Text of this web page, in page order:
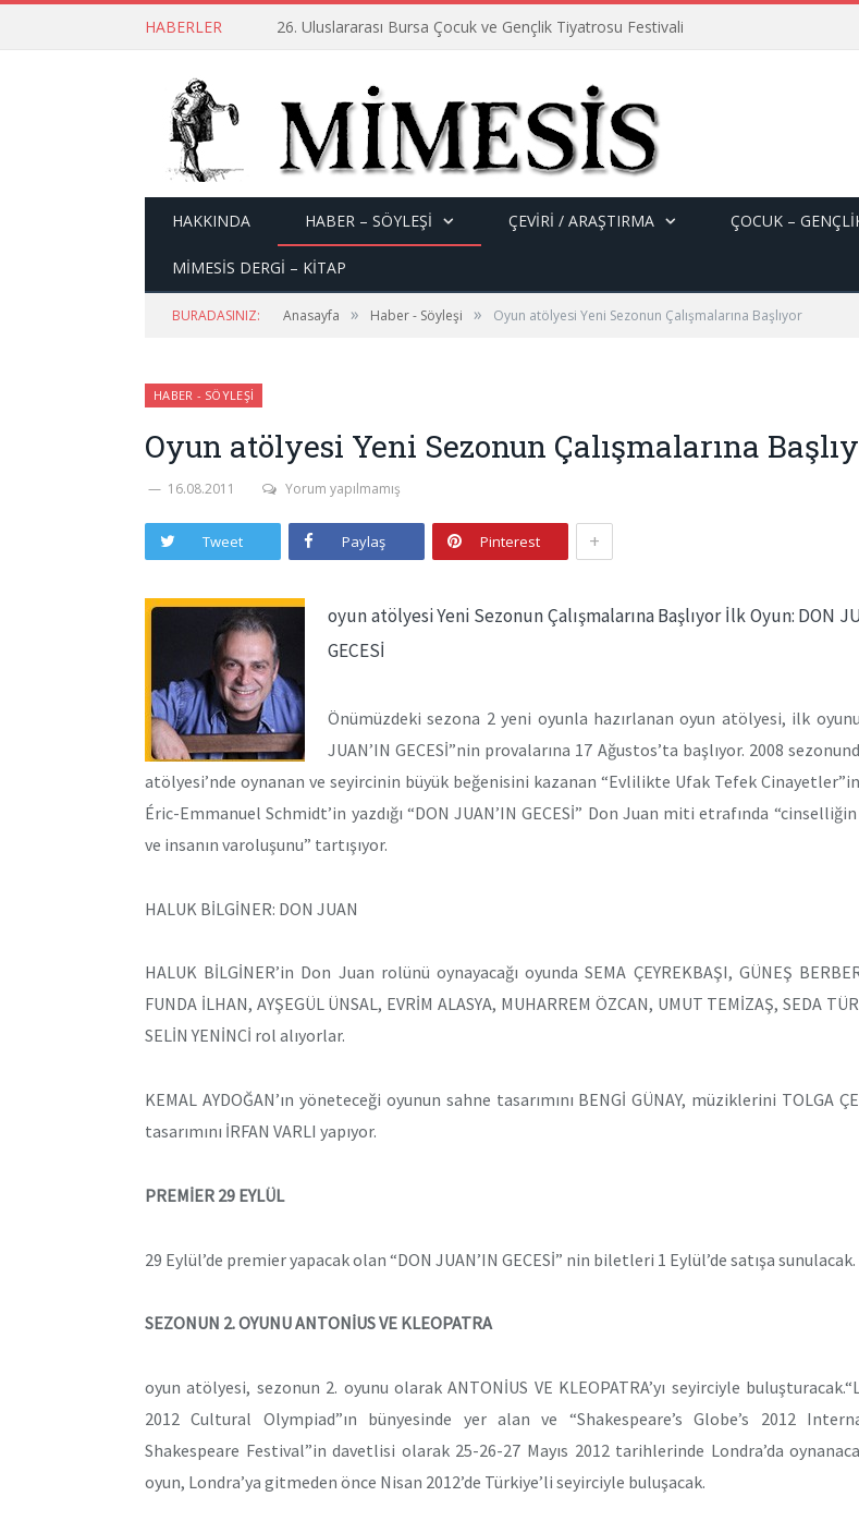
HABERLER 26. Uluslararası Bursa Çocuk ve Gençlik Tiyatrosu Festivali
HAKKINDA HABER – SÖYLEŞI ÇEVİRİ / ARAŞTIRMA ÇOCUK –
MİMESİS DERGİ – KİTAP
BURADASINIZ: Anasayfa » Haber - Söyleşi » Oyun atölyesi Yeni Sezonun Çalışmalarına Başlıyor
HABER - SÖYLEŞI
Oyun atölyesi Yeni Sezonun Çalışmalarına
16.08.2011 Yorum yapılmamış
Tweet Paylaş Pinterest +
oyun atölyesi Yeni Sezonun Çalışmalarına Başlıyor İlk Oyun: DON
GECESİ
Önümüzdeki sezona 2 yeni oyunla hazırlanan oyun atölyesi, ilk
JUAN’IN GECESİ”nin provalarına 17 Ağustos’ta başlıyor. 2008
atölyesi’nde oynanan ve seyircinin büyük beğenisini kazanan “Evlilikte Ufak Tefek Cinayetler”in
Éric-Emmanuel Schmidt’in yazdığı “DON JUAN’IN GECESİ” Don Juan miti etrafında “cinselliğin
ve insanın varoluşunu” tartışıyor.
HALUK BİLGİNER: DON JUAN
HALUK BİLGİNER’in Don Juan rolünü oynayacağı oyunda SEMA ÇEYREKBAŞI, GÜNEŞ
FUNDA İLHAN, AYŞEGÜL ÜNSAL, EVRİM ALASYA, MUHARREM ÖZCAN, UMUT TEMİZAŞ, SEDA
SELİN YENİNCİ rol alıyorlar.
KEMAL AYDOĞAN’ın yöneteceği oyunun sahne tasarımını BENGİ GÜNAY, müziklerini TOLGA
tasarımını İRFAN VARLI yapıyor.
PREMİER 29 EYLÜL
29 Eylül’de premier yapacak olan “DON JUAN’IN GECESİ” nin biletleri 1 Eylül’de satışa sunulacak.
SEZONUN 2. OYUNU ANTONİUS VE KLEOPATRA
oyun atölyesi, sezonun 2. oyunu olarak ANTONİUS VE KLEOPATRA’yı seyirciyle
2012 Cultural Olympiad”ın bünyesinde yer alan ve “Shakespeare’s Globe’s 2012
Shakespeare Festival”in davetlisi olarak 25-26-27 Mayıs 2012 tarihlerinde Londra’da
oyun, Londra’ya gitmeden önce Nisan 2012’de Türkiye’li seyirciyle buluşacak.